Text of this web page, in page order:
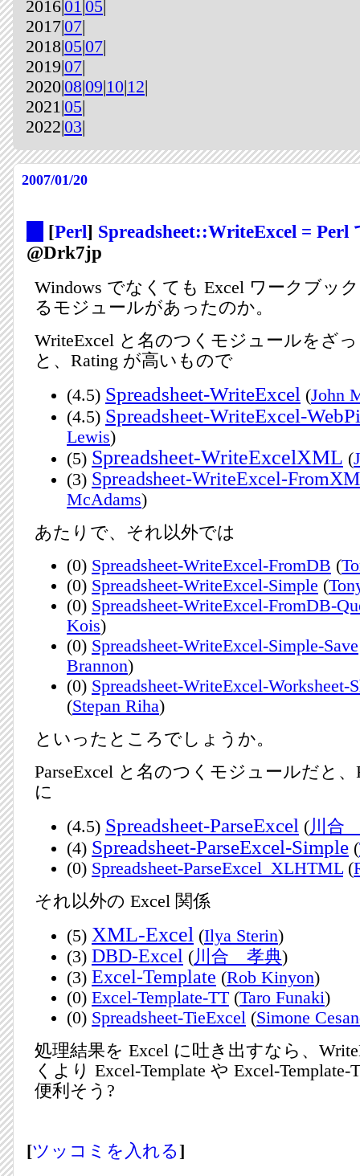
2016|01|05|
2017|07|
2018|05|07|
2019|07|
2020|08|09|10|12|
2021|05|
2022|03|
2007/01/20
[Perl] Spreadsheet::WriteExcel = Perl
@Drk7jp
Windows でなくても Excel ワークブッ
るモジュールがあったのか。
WriteExcel と名のつくモジュールをざ
と、Rating が高いもので
(4.5) Spreadsheet-WriteExcel (John
(4.5) Spreadsheet-WriteExcel-
Lewis)
(5) Spreadsheet-WriteExcelXML (
(3) Spreadsheet-WriteExcel-
McAdams)
あたりで、それ以外では
(0) Spreadsheet-WriteExcel-FromDB (
(0) Spreadsheet-WriteExcel-Simple (
(0) Spreadsheet-WriteExcel-FromDB-
Kois)
(0) Spreadsheet-WriteExcel-Simple-Save
Brannon)
(0) Spreadsheet-WriteExcel-Worksheet-
(Stepan Riha)
といったところでしょうか。
ParseExcel と名のつくモジュールだと
に
(4.5) Spreadsheet-ParseExcel (川合
(4) Spreadsheet-ParseExcel-Simple (
(0) Spreadsheet-ParseExcel_XLHTML(
それ以外の Excel 関係
(5) XML-Excel (Ilya Sterin)
(3) DBD-Excel (川合 孝典)
(3) Excel-Template (Rob Kinyon)
(0) Excel-Template-TT (Taro Funaki)
(0) Spreadsheet-TieExcel (Simone
処理結果を Excel に吐き出すなら、
くより Excel-Template や Excel-
便利そう?
[ツッコミを入れる]